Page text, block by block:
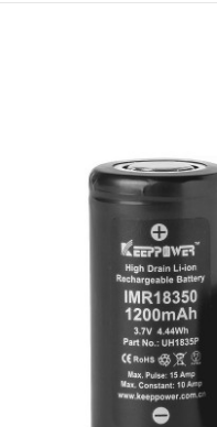
KeepPower P1835U е
капацитет 3500 mAh
потребителска
черта на този